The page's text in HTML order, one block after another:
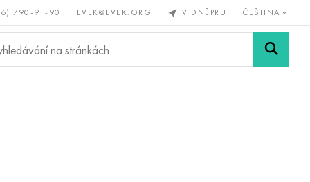
790-91-90 EVEK@EVEK.ORG V DNĚPRU ČEŠTINA
Legovaná Sítě a